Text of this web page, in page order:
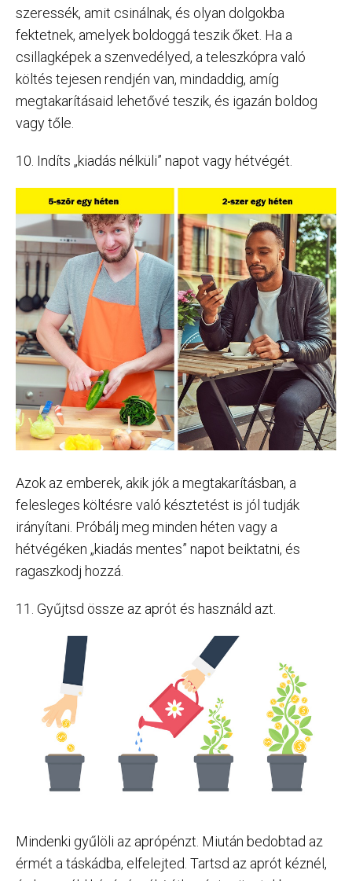
szeressék, amit csinálnak, és olyan dolgokba
fektetnek, amelyek boldoggá teszik őket. Ha a
csillagképek a szenvedélyed, a teleszkópra való
költés tejesen rendjén van, mindaddig, amíg
megtakarításaid lehetővé teszik, és igazán boldog
vagy tőle.
10. Indíts „kiadás nélküli” napot vagy hétvégét.
Azok az emberek, akik jók a megtakarításban, a
felesleges költésre való késztetést is jól tudják
irányítani. Próbálj meg minden héten vagy a
hétvégéken „kiadás mentes” napot beiktatni, és
ragaszkodj hozzá.
11. Gyűjtsd össze az aprót és használd azt.
Mindenki gyűlöli az aprópénzt. Miután bedobtad az
érmét a táskádba, elfelejted. Tartsd az aprót kéznél,